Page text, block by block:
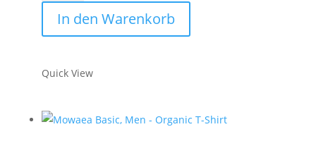
search,
Men
T-
Menge
In den Warenkorb
Quick View